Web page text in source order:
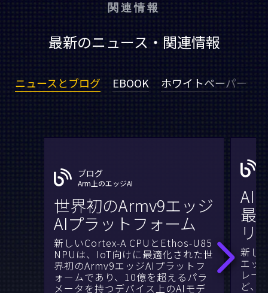
関連情報
最新のニュース・関連情報
ニュースとブログ EBOOK ホワイトペーパー
ブログ
Arm上のエッジAI
世界初のArmv9エッジ
AIプラットフォーム
新しいCortex-A CPUとEthos-U85
NPUは、IoT向けに最適化された世
界初のArmv9エッジAIプラットフ
ォームであり、10億を超えるパラ
メータを持つデバイス上のAIモデ
AI
最
リ
新し
エッ
レー
ど、